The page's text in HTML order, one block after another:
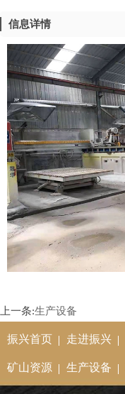
信息详情
上一条:生产设备
振兴首页 走进振兴
矿山资源 生产设备